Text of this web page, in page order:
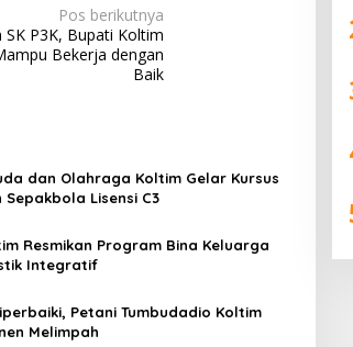
Pos berikutnya
SK P3K, Bupati Koltim
Bekerja dengan
Baik
dan Olahraga Koltim Gelar Kursus
Lisensi C3
Resmikan Program Bina Keluarga
Integratif
Petani Tumbudadio Koltim
Melimpah